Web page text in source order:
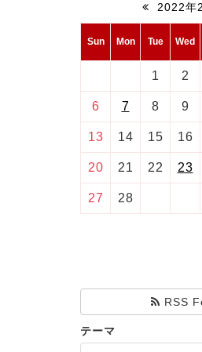
2022年
Sun Mon Tue Wed
1 2
6 7 8 9
13 14 15 16
20 21 22 23
27 28
RSS
テーマ